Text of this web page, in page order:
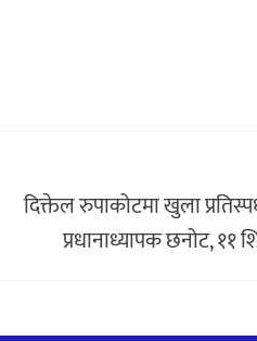
दिक्तेल रुपाकोटमा खुला
प्रधानाध्यापक छनोट, ११